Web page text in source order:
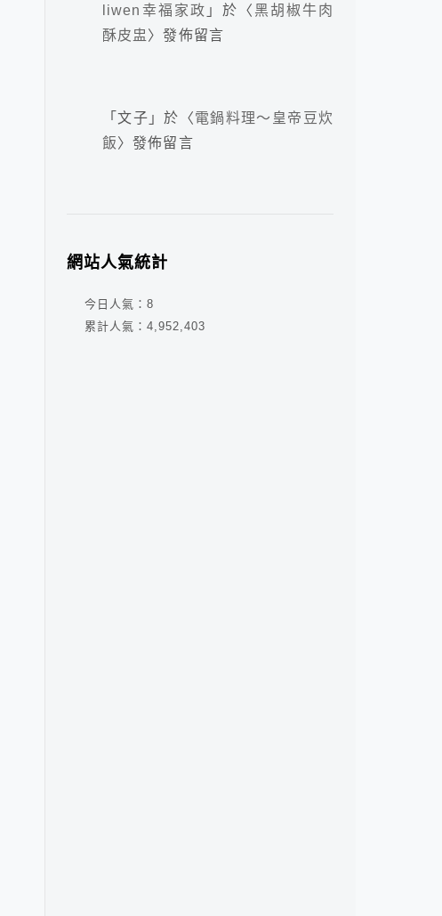
liwen幸福家政 」於〈 黑胡椒牛肉
酥皮盅 〉發佈留言
「文子 」於〈電鍋料理～皇帝豆炊
飯〉發佈留言
網站人氣統計
今日人氣： 8
累計人氣： 4,952,403